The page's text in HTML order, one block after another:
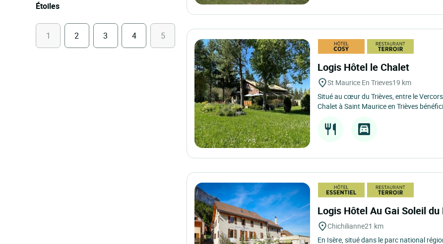
Étoiles
1 2 3 4 5
Logis Hôtel le Chalet
St Maurice En Trieves19 km
Situé au cœur du Trièves, entre le
Chalet à Saint Maurice en Trièves
Logis Hôtel Au Gai Soleil
Chichilianne21 km
En Isère, situé dans le parc national